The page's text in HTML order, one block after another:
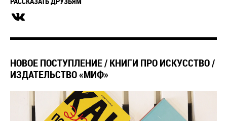
​НОВОЕ ПОСТУПЛЕНИЕ / КНИГИ ПРО ИСКУССТВО /
ИЗДАТЕЛЬСТВО «МИФ»